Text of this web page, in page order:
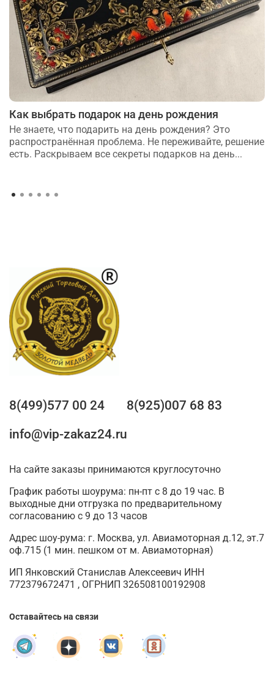
Как выбрать подарок на день рождения
Не знаете, что подарить на день рождения? Это
распространённая проблема. Не переживайте, решение
есть. Раскрываем все секреты подарков на день...
8(499)577 00 24
8(925)007 68 83
info@vip-zakaz24.ru
На сайте заказы принимаются круглосуточно
График работы шоурума: пн-пт с 8 до 19 час. В
выходные дни отгрузка по предварительному
согласованию с 9 до 13 часов
Адрес шоу-рума: г. Москва, ул. Авиамоторная д.12, эт.7
оф.715 (1 мин. пешком от м. Авиамоторная)
ИП Янковский Станислав Алексеевич ИНН
772379672471 , ОГРНИП 326508100192908
Оставайтесь на связи